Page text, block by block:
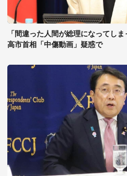
「間違った人間が総理になってし
高市首相「中傷動画」疑惑で